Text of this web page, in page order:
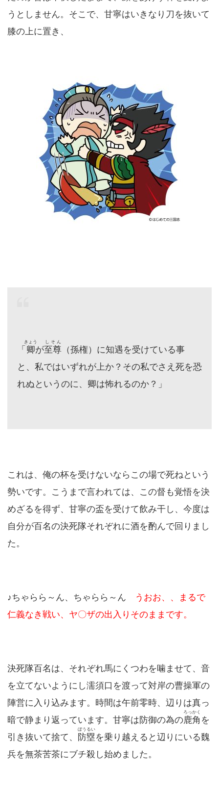
うとしません。そこで、甘寧はいきなり刀を抜いて
膝の上に置き、
「 卿
きょう
が至尊
しそん
（孫権）に知遇を受けている事
と、私ではいずれが上か？その私でさえ死を恐
れぬというのに、卿は怖れるのか？」
これは、俺の杯を受けないならこの場で死ねという
勢いです。こうまで言われては、この督も覚悟を決
めざるを得ず、甘寧の盃を受けて飲み干し、今度は
自分が百名の決死隊それぞれに酒を酌んで回りまし
た。
♪ちゃらら～ん、ちゃらら～ん
うおお、、まるで
仁義なき戦い、ヤ〇ザの出入りそのままです。
決死隊百名は、それぞれ馬にくつわを噛ませて、音
を立てないようにし濡須口を渡って対岸の曹操軍の
陣営に入り込みます。時間は午前零時、辺りは真っ
暗で静まり返っています。甘寧は防御の為の鹿角
ろっかく
を
引き抜いて捨て、 防塁
ぼうるい
を乗り越えると辺りにいる魏
兵を無茶苦茶にブチ殺し始めました。